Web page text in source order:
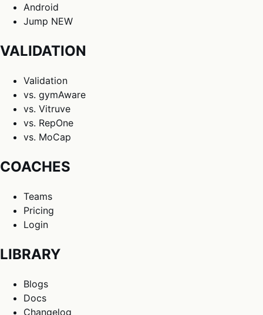
Android
Jump NEW
VALIDATION
Validation
vs. gymAware
vs. Vitruve
vs. RepOne
vs. MoCap
COACHES
Teams
Pricing
Login
LIBRARY
Blogs
Docs
Changelog